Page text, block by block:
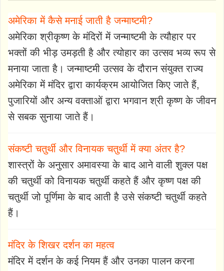
अमेरिका में कैसे मनाई जाती है जन्माष्टमी?
अमेरिका श्रीकृष्ण के मंदिरों में जन्माष्टमी के त्यौहार पर
भक्तों की भीड़ उमड़ती है और त्योहार का उत्सव भव्य रूप से
मनाया जाता है। जन्माष्टमी उत्सव के दौरान संयुक्त राज्य
अमेरिका में मंदिर द्वारा कार्यक्रम आयोजित किए जाते हैं,
पुजारियों और अन्य वक्ताओं द्वारा भगवान श्री कृष्ण के जीवन
से सबक सुनाया जाते हैं।
संकष्टी चतुर्थी और विनायक चतुर्थी में क्या अंतर है?
शास्त्रों के अनुसार अमावस्या के बाद आने वाली शुक्ल पक्ष
की चतुर्थी को विनायक चतुर्थी कहते हैं और कृष्ण पक्ष की
चतुर्थी जो पूर्णिमा के बाद आती है उसे संकष्टी चतुर्थी कहते
हैं।
मंदिर के शिखर दर्शन का महत्व
मंदिर में दर्शन के कई नियम हैं और उनका पालन करना